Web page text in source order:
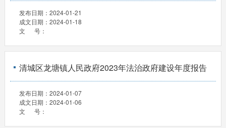
发布日期： 2024-01-21
成文日期： 2024-01-18
文 号：
清城区龙塘镇人民政府2023年法治政府建设年度报告
发布日期： 2024-01-07
成文日期： 2024-01-06
文 号：